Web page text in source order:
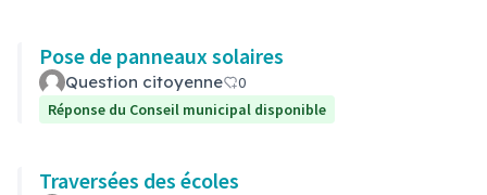
Pose de panneaux solaires
Question citoyenne
0
Réponse du Conseil municipal disponible
Traversées des écoles